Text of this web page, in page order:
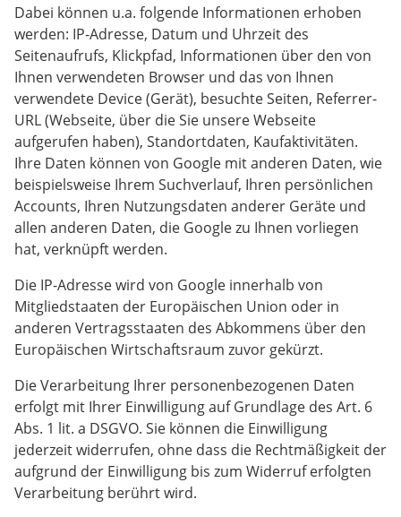
Dabei können u.a. folgende Informationen erhoben
werden: IP-Adresse, Datum und Uhrzeit des
Seitenaufrufs, Klickpfad, Informationen über den von
Ihnen verwendeten Browser und das von Ihnen
verwendete Device (Gerät), besuchte Seiten, Referrer-
URL (Webseite, über die Sie unsere Webseite
aufgerufen haben), Standortdaten, Kaufaktivitäten.
Ihre Daten können von Google mit anderen Daten, wie
beispielsweise Ihrem Suchverlauf, Ihren persönlichen
Accounts, Ihren Nutzungsdaten anderer Geräte und
allen anderen Daten, die Google zu Ihnen vorliegen
hat, verknüpft werden.
Die IP-Adresse wird von Google innerhalb von
Mitgliedstaaten der Europäischen Union oder in
anderen Vertragsstaaten des Abkommens über den
Europäischen Wirtschaftsraum zuvor gekürzt.
Die Verarbeitung Ihrer personenbezogenen Daten
erfolgt mit Ihrer Einwilligung auf Grundlage des Art. 6
Abs. 1 lit. a DSGVO. Sie können die Einwilligung
jederzeit widerrufen, ohne dass die Rechtmäßigkeit der
aufgrund der Einwilligung bis zum Widerruf erfolgten
Verarbeitung berührt wird.